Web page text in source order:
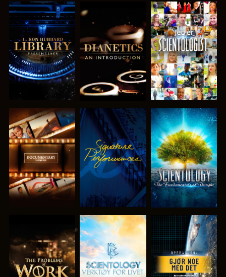
UTFORSK
SERIEN
UTFORSK
SERIEN
SE
UTFORSK
SERIEN
SE
UTFORSK
SERIEN
UTFORSK
SERIEN
UTFORSK
SERIEN
SE